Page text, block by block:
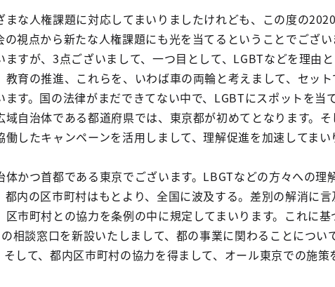
まな人権課題に対応してまいりましたけれども、この度の
視点から新たな人権課題にも光を当てるということでござい
ますが、3点ございまして、一つ目として、LGBTなどを理由
育の推進、これらを、いわば車の両輪と考えまして、セッ
す。国の法律がまだできてない中で、LGBTにスポットを当
域自治体である都道府県では、東京都が初めてとなります。
働したキャンペーンを活用しまして、理解促進を加速してま
体かつ首都である東京でございます。LBGTなどの方々への理
都内の区市町村はもとより、全国に波及する。差別の解消に
区市町村との協力を条例の中に規定してまいります。これに
相談窓口を新設いたしまして、都の事業に関わることについ
して、都内区市町村の協力を得まして、オール東京での施策